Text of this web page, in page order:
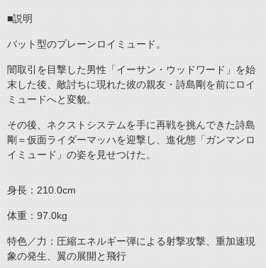
■説明
バット型のプレーンロイミュード。
闇取引を目撃した男性「イーサン・ウッドワード」を始
末した後、敵討ちに現れた彼の親友・詩島剛を前にロイ
ミュードへと変貌。
その後、ネクストシステムを手に再戦を挑んできた詩島
剛＝仮面ライダーマッハを迎撃し、進化態「ガンマンロ
イミュード」の姿を見せつけた。
身長：210.0cm
体重：97.0kg
特色／力：圧縮エネルギー弾による射撃攻撃、重加速現
象の発生、翼の展開と飛行